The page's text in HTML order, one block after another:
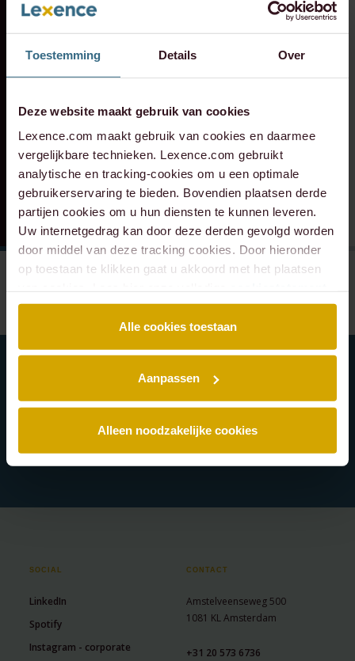
Toestemming Details Over
Deze website maakt gebruik van cookies
Lexence.com maakt gebruik van cookies en daarmee
vergelijkbare technieken. Lexence.com gebruikt
analytische en tracking-cookies om u een optimale
gebruikerservaring te bieden. Bovendien plaatsen derde
partijen cookies om u hun diensten te kunnen leveren.
Uw internetgedrag kan door deze derden gevolgd worden
door middel van deze tracking cookies. Door hieronder
op toestaan te klikken gaat u akkoord met het plaatsen
Alle cookies toestaan
Aanpassen
Alleen noodzakelijke cookies
Caddenz
geadviseerd bij de
overname van
Verkeer Service Zuid-
Sandee Groen
geadviseerd bij de
toetreding van
Schrijf je in voor onze nieuwsbrief en blijf
nieuwtjes.
SOCIAL
LinkedIn
Spotify
Instagram - corporate
CONTACT
Amstelveenseweg 500
1081 KL Amsterdam
+31 20 573 6736